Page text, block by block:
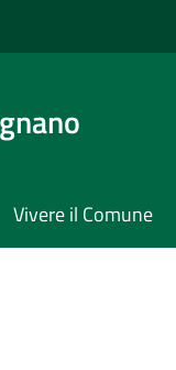
Vivere il Comune